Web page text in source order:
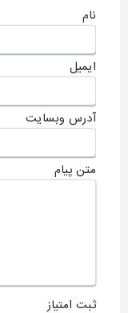
نام
ایمیل
آدرس وبسایت
متن پیام
ثبت امتیاز